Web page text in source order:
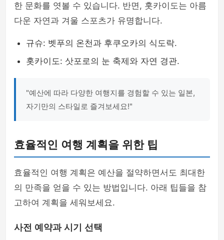
한 문화를 엿볼 수 있습니다. 반면, 홋카이도는 아름
다운 자연과 겨울 스포츠가 유명합니다.
규슈: 벳푸의 온천과 후쿠오카의 식도락.
홋카이도: 삿포로의 눈 축제와 자연 경관.
"예산에 따라 다양한 여행지를 경험할 수 있는 일본,
자기만의 스타일로 즐겨보세요!"
효율적인 여행 계획을 위한 팁
효율적인 여행 계획은 예산을 절약하면서도 최대한
의 만족을 얻을 수 있는 방법입니다. 아래 팁들을 참
고하여 계획을 세워보세요.
사전 예약과 시기 선택